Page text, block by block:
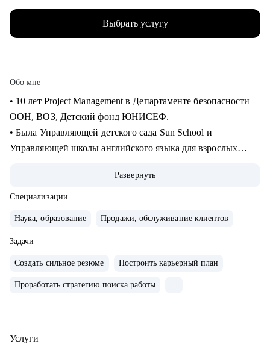
Выбрать услугу
Обо мне
• 10 лет Project Management в Департаменте безопасности
ООН, ВОЗ, Детский фонд ЮНИСЕФ.
• Была Управляющей детского сада Sun School и
Управляющей школы английского языка для взрослых
• Закончила школу в Вашингтоне, США, высшее
лингвистическое образование в ЧГУ, РФ.
психолога и коуча.
• Создала два собственных бизнес-проекта с 0, вывела в
"+" и продала как готовый успешный бизнес (студия
• 10 лет управляла бизнесом в образовательной сфере
• Эксперт в области ведения бизнеса в образовательной
Развернуть
Специализации
Наука, образование Продажи, обслуживание клиентов
Задачи
Создать сильное резюме Построить карьерный план
Проработать стратегию поиска работы ...
Услуги